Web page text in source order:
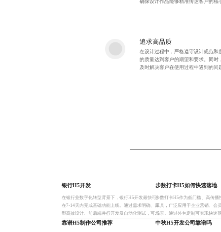
确保设计作品能够精准传达客户的核
追求高品质
在设计过程中，严格遵守设计规范和
的质量达到客户的期望和要求。同时
及时解决客户在使用过程中遇到的问
银行H5开发
在银行业数字化转型背景下，银行H5开发最快可
在7-14天内完成基础功能上线。通过需求明确、原
型高效设计、前后端并行开发及自动化测试，可实
现快速交付。关键在于标准化模板、敏捷协作与合
步数打卡H5如何快速落地
步数打卡H5作为低门槛、高传播
工具，广泛应用于企业营销、会
场景。通过外包定制可实现快速
态与数据打通，提升用户参与度
靠谱H5制作公司推荐 中秋H5开发公司靠谱吗